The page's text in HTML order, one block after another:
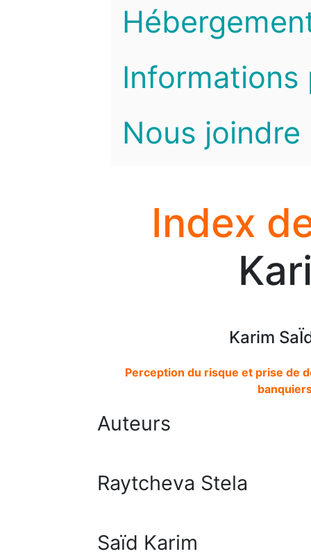
Informations
Nous joindre
Index
Karim
Perception du risque et prise de
Auteurs
Raytcheva Stela
Saïd Karim